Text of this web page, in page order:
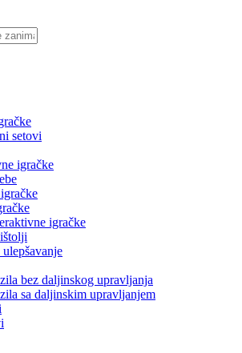
setovi
igračke
igračke
ulepšavanje
bez daljinskog upravljanja
sa daljinskim upravljanjem